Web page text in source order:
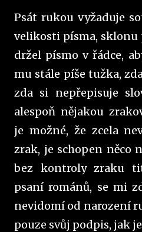
Psát rukou vyžaduje
velikosti písma, sklonu
držel písmo v řádce,
mu stále píše tužka,
zda si nepřepisuje
alespoň nějakou
je možné, že zcela
zrak, je schopen něco
bez kontroly zraku
psaní románů, se mi
nevidomí od narození
pouze svůj podpis, jak